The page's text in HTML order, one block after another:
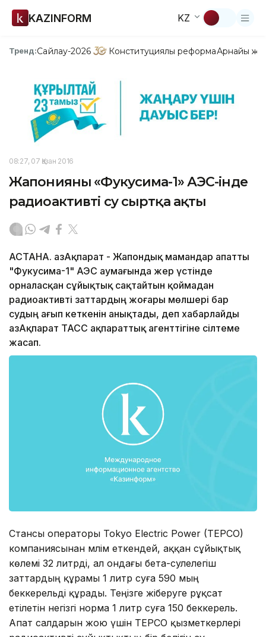
KAZINFORM KZ
Тренд:Сайлау-2026 Конституциялық реформаАрнайы
08:27, 07 Қазан 2016
Жапонияның «Фукусима-1» АЭС-інде
радиоактивті су сыртқа ақты
АСТАНА. ҚазАқпарат - Жапондық мамандар апатты
"Фукусима-1" АЭС аумағында жер үстінде
орналасқан сұйықтық сақтайтын қоймадан
радиоактивті заттардың жоғары мөлшері бар
судың ағып кеткенін анықтады, деп хабарлайды
ҚазАқпарат ТАСС ақпараттық агенттігіне сілтеме
жасап.
Стансы операторы Tokyo Electric Power (TEPCO)
компаниясынан мәлім еткендей, аққан сұйықтық
көлемі 32 литрді, ал ондағы бета-сәулелегіш
заттардың құрамы 1 литр суға 590 мың
беккерельді құрады. Теңізге жіберуге рұқсат
етілетін негізгі норма 1 литр суға 150 беккерель.
Апат салдарын жою үшін TEPCO қызметкерлері